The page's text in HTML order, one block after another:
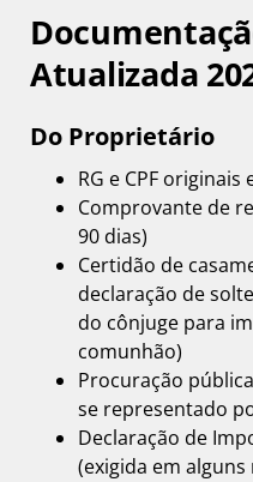
Atualizada
Do Proprietário
RG e CPF
Comprovante de
90 dias)
Certidão de
declaração de
do cônjuge para
comunhão)
Procuração
se representado
Declaração de
(exigida em